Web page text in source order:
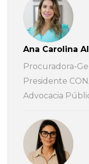
Ana Carolina
Procuradora-
Presidente
Advocacia